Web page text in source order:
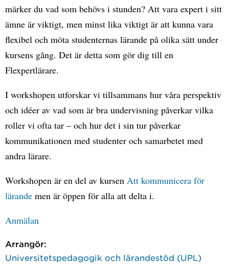
märker du vad som behövs i stunden? Att vara expert i sitt
ämne är viktigt, men minst lika viktigt är att kunna vara
flexibel och möta studenternas lärande på olika sätt under
kursens gång. Det är detta som gör dig till en
Flexpertlärare.
I workshopen utforskar vi tillsammans hur våra perspektiv
och idéer av vad som är bra undervisning påverkar vilka
roller vi ofta tar – och hur det i sin tur påverkar
kommunikationen med studenter och samarbetet med
andra lärare.
Workshopen är en del av kursen Att kommunicera för
lärande men är öppen för alla att delta i.
Anmälan
Arrangör:
Universitetspedagogik och lärandestöd (UPL)